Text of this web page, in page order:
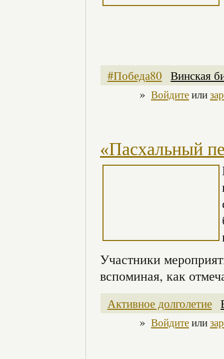
#Победа80 Винская
» Войдитеили
«Пасхальный
Участники
вспоминая, как
Активное долголетие
» Войдитеили